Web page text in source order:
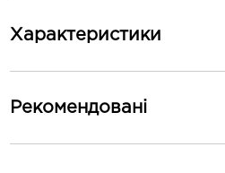
Характеристики
Рекомендованi